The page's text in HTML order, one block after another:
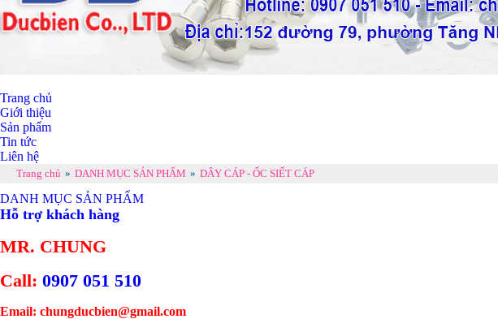
Trang chủ
Giới thiệu
Sản phẩm
Tin tức
Liên hệ
Trang chủ » DANH MỤC SẢN PHẨM » DÂY CÁP - ỐC SIẾT CÁP
DANH MỤC SẢN PHẨM
Hỗ trợ khách hàng
MR. CHUNG
Call: 0907 051 510
Email: chungducbien@gmail.com